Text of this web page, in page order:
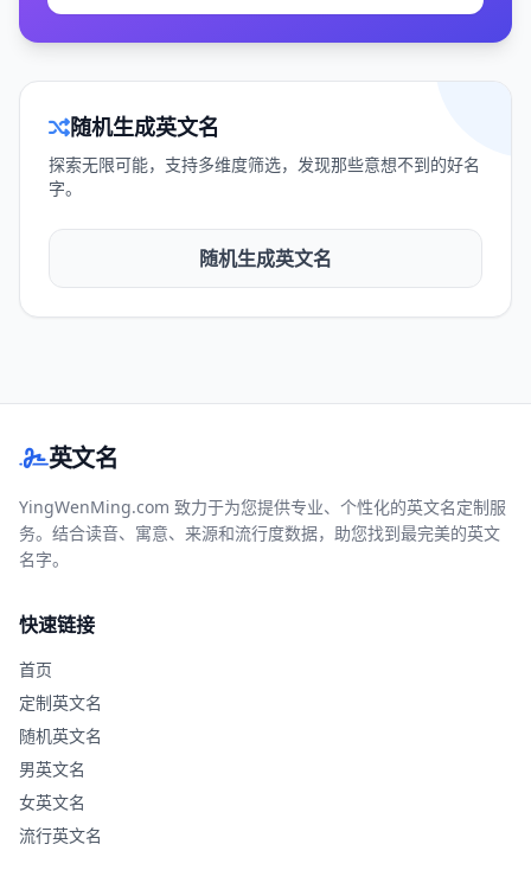
随机生成英文名
探索无限可能，支持多维度筛选，发现那些意想不到的好名
字。
随机生成英文名
英文名
YingWenMing.com 致力于为您提供专业、个性化的英文名定制服
务。结合读音、寓意、来源和流行度数据，助您找到最完美的英文
名字。
快速链接
首页
定制英文名
随机英文名
男英文名
女英文名
流行英文名